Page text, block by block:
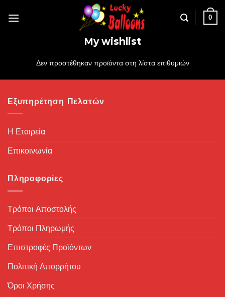
0
My wishlist
Δεν προστέθηκαν προϊόντα στη λίστα επιθυμιών
Εξυπηρέτηση Πελατών
Η Εταιρεία
Επικοινωνία
Πληροφορίες
Τρόποι Αποστολής
Τρόποι Πληρωμής
Επιστροφές Προϊόντων
Πολιτική Απορρήτου
Όροι Χρήσης